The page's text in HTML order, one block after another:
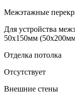
Межэтажные
Для устройства
50х150мм
Отделка потолка
Отсутствует
Внешние стены